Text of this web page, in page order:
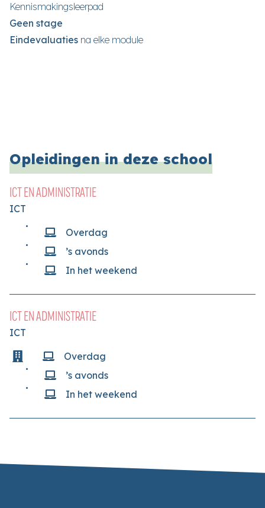
Kennismakingsleerpad
Geen stage
Eindevaluaties na elke module
Opleidingen in deze school
ICT EN ADMINISTRATIE
ICT
Overdag
’s avonds
In het weekend
ICT EN ADMINISTRATIE
ICT
Overdag
’s avonds
In het weekend